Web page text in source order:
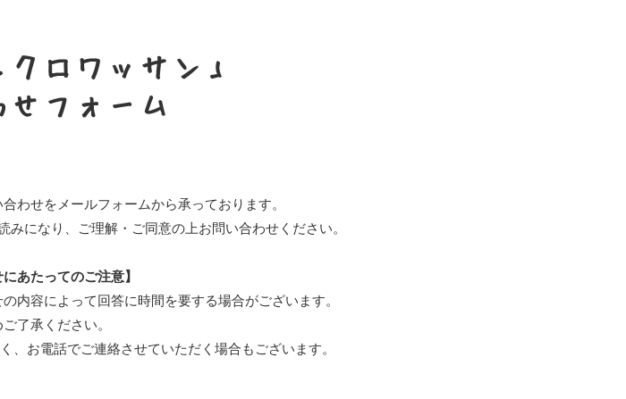
ロワッサン」
フォーム
わせをメールフォームから承っております。
になり、ご理解・ご同意の上お問い合わせください。
にあたってのご注意】
内容によって回答に時間を要する場合がございます。
了承ください。
、お電話でご連絡させていただく場合もございます。